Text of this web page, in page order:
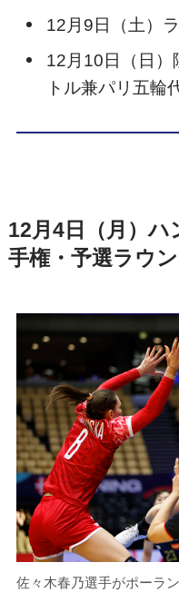
12月9日（土）
12月10日（日）
トル兼パリ五輪
12月4日（月）ハ
手権・予選ラウ
佐々木春乃選手がポーラ